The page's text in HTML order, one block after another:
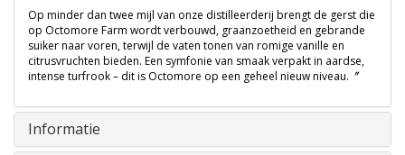
Op minder dan twee mijl van onze distilleerderij brengt de gerst die
op Octomore Farm wordt verbouwd, graanzoetheid en gebrande
suiker naar voren, terwijl de vaten tonen van romige vanille en
citrusvruchten bieden. Een symfonie van smaak verpakt in aardse,
intense turfrook – dit is Octomore op een geheel nieuw niveau.〞
Informatie